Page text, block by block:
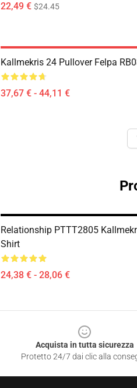
22,49 € $24.45
Kallmekris 24 Pullover Felpa
37,67 € - 44,11 €
Relationship PTTT2805
Shirt
24,38 € - 28,06 €
Acquista in tutta sicurezza
Protetto 24/7 dai clic alla